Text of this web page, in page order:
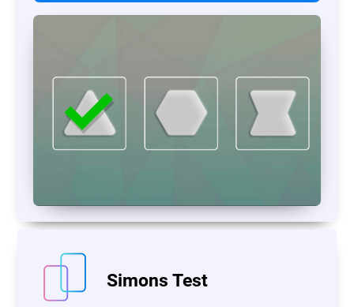
Simons Test